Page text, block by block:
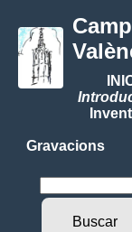
Gravacions